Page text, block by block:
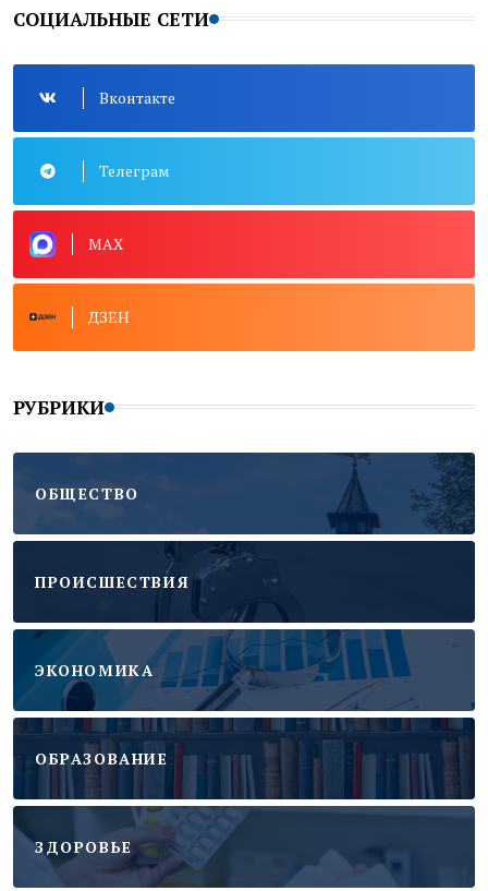
СОЦИАЛЬНЫЕ СЕТИ
Вконтакте
Телеграм
MAX
ДЗЕН
РУБРИКИ
ОБЩЕСТВО
ПРОИСШЕСТВИЯ
ЭКОНОМИКА
ОБРАЗОВАНИЕ
ЗДОРОВЬЕ